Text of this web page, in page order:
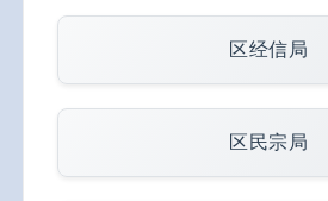
区经信局
区民宗局